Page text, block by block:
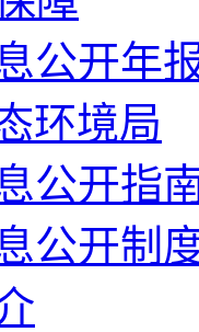
公开年
环境局
公开指
公开制